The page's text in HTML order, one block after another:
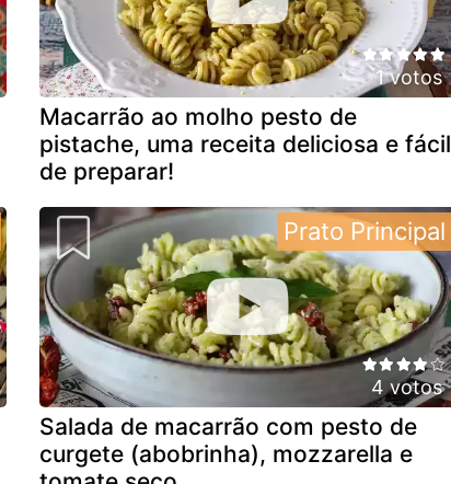
1 votos
Macarrão ao molho pesto de
pistache, uma receita deliciosa e fácil
de preparar!
4 votos
Salada de macarrão com pesto de
curgete (abobrinha), mozzarella e
Prato Principal